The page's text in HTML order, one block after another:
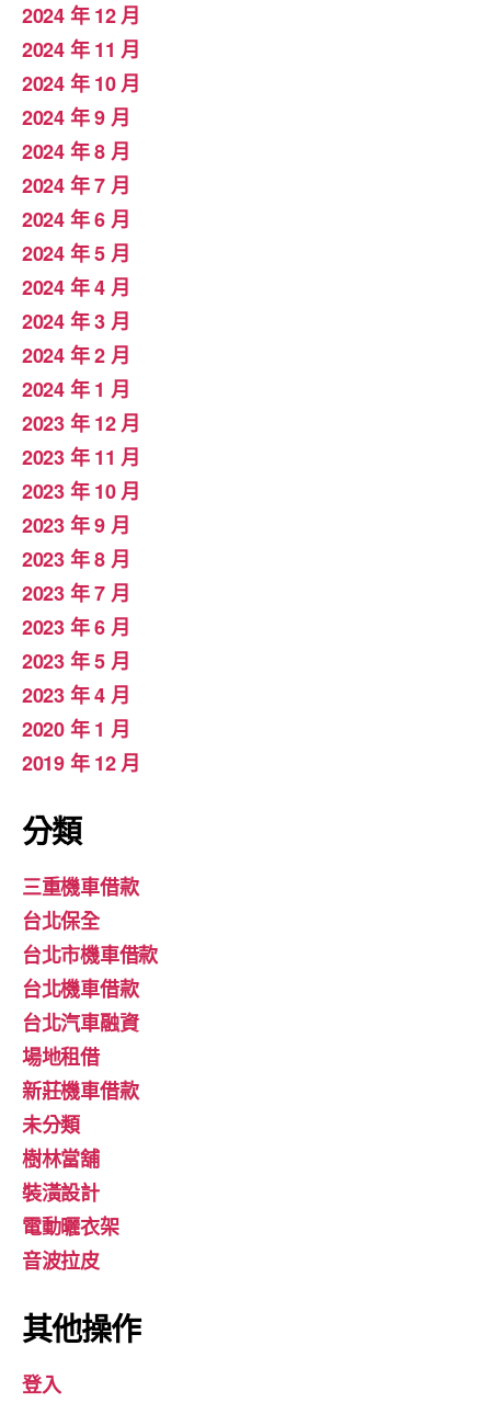
2024 年 12 月
2024 年 11 月
2024 年 10 月
2024 年 9 月
2024 年 8 月
2024 年 7 月
2024 年 6 月
2024 年 5 月
2024 年 4 月
2024 年 3 月
2024 年 2 月
2024 年 1 月
2023 年 12 月
2023 年 11 月
2023 年 10 月
2023 年 9 月
2023 年 8 月
2023 年 7 月
2023 年 6 月
2023 年 5 月
2023 年 4 月
2020 年 1 月
2019 年 12 月
分類
三重機車借款
台北保全
台北市機車借款
台北機車借款
台北汽車融資
場地租借
新莊機車借款
未分類
樹林當舖
裝潢設計
電動曬衣架
音波拉皮
其他操作
登入